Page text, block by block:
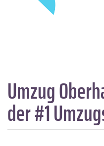
Umzug
der #1